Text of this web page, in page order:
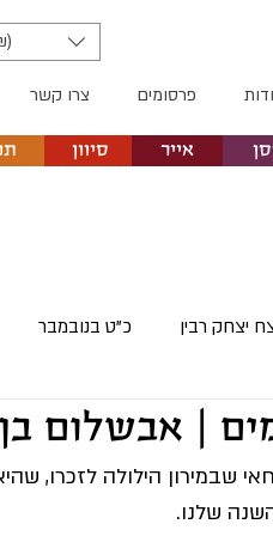
פרסומים צרו קשר
סיוון אייר
יצחק רבין כ"ט בנובמבר
לשואה יום הזיכרון לשואה
שבועות
| אבשלום
שבמירון הילולה לזכרו,
שלנו.